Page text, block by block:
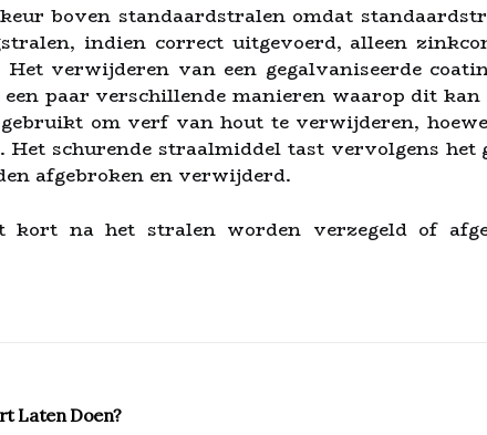
boven standaardstralen omdat
indien correct uitgevoerd, alleen
Het verwijderen van een gegalvaniseerde
paar verschillende manieren waarop dit
om verf van hout te verwijderen,
schurende straalmiddel tast vervolgens het
afgebroken en verwijderd.
kort na het stralen worden verzegeld of
Laten Doen?